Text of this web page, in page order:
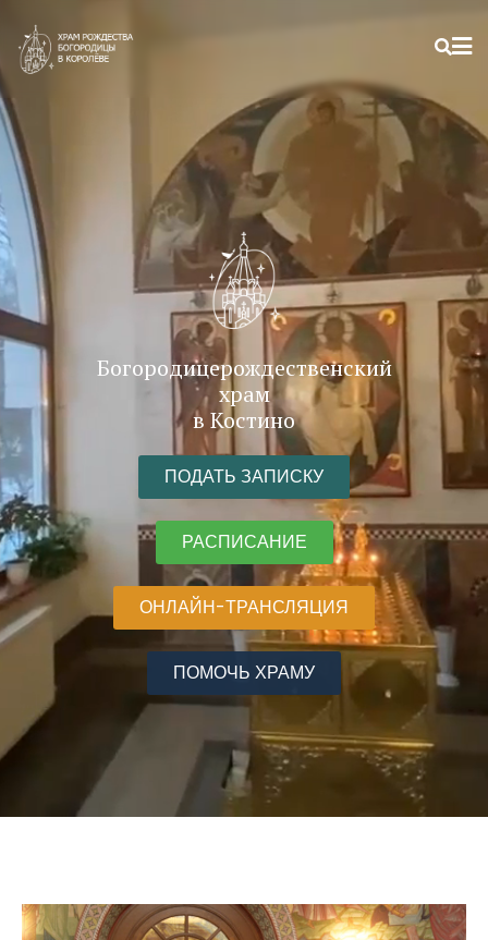
Богородицерождественский
храм
в Костино
ПОДАТЬ ЗАПИСКУ
РАСПИСАНИЕ
ОНЛАЙН-ТРАНСЛЯЦИЯ
ПОМОЧЬ ХРАМУ